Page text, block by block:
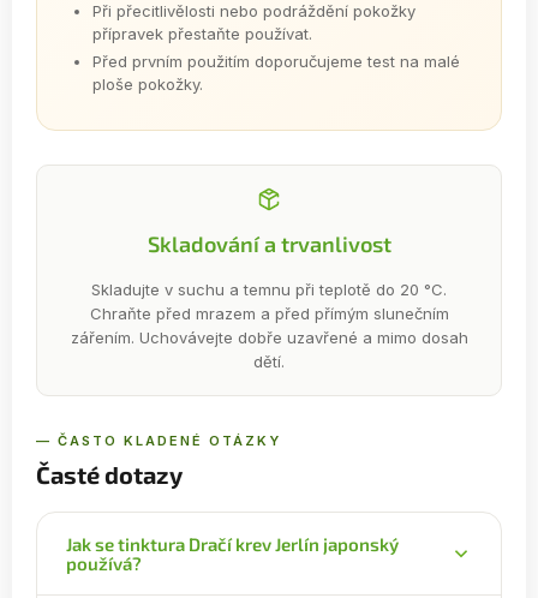
Při přecitlivělosti nebo podráždění pokožky
přípravek přestaňte používat.
Před prvním použitím doporučujeme test na malé
ploše pokožky.
Skladování a trvanlivost
Skladujte v suchu a temnu při teplotě do 20 °C.
Chraňte před mrazem a před přímým slunečním
zářením. Uchovávejte dobře uzavřené a mimo dosah
dětí.
— ČASTO KLADENÉ OTÁZKY
Časté dotazy
Jak se tinktura Dračí krev Jerlín japonský
používá?